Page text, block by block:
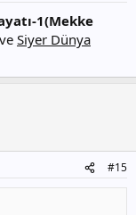
1(Mekke
Siyer Dünya
#15